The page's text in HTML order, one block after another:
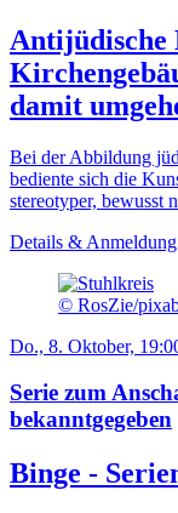
Antijüdische
damit
Bei der Abbildung
bediente sich die
stereotyper, bewusst
Details & Anmeldung
© RosZie/
Do., 8. Oktober,
Serie zum
bekanntgegeben
Binge -